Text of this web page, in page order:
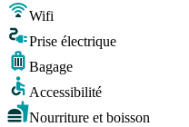
Wifi
Prise électrique
Bagage
Accessibilité
Nourriture et boisson